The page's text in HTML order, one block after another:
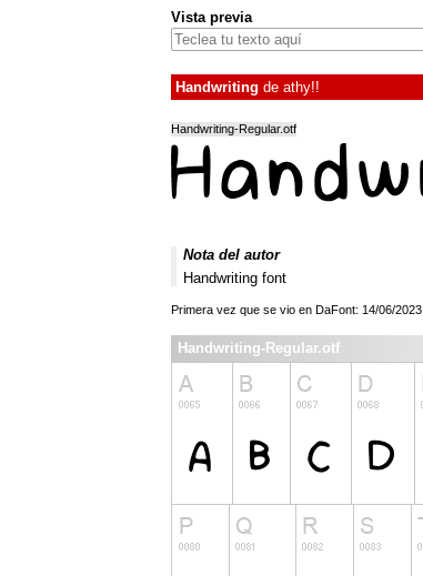
Vista previa
Handwriting de athy!!
Handwriting-Regular.otf
Nota del autor
Handwriting font
Primera vez que se vio en DaFont: 14/06/2023
Handwriting-Regular.otf